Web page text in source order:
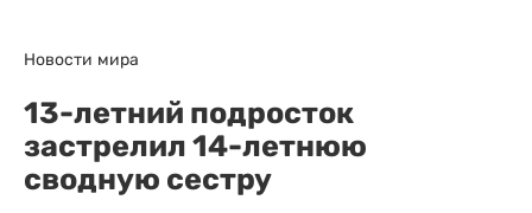
Новости мира
13-летний подросток
застрелил 14-летнюю
сводную сестру